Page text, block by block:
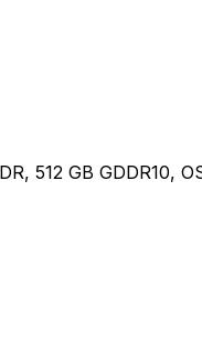
512 GB GDDR10,